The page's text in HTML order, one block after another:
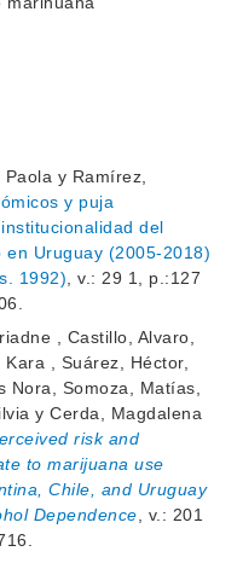
y Ramírez,
y puja
del
Uruguay (2005-2018)
1992), v.: 29 1, p.:127
, Castillo, Alvaro,
, Suárez, Héctor,
Nora, Somoza, Matías,
y Cerda, Magdalena
risk and
to marijuana use
Chile, and Uruguay
Dependence, v.: 201